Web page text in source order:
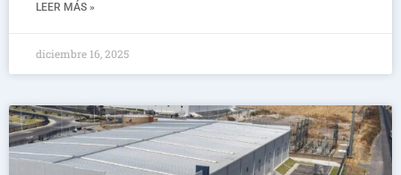
LEER MÁS »
diciembre 16, 2025